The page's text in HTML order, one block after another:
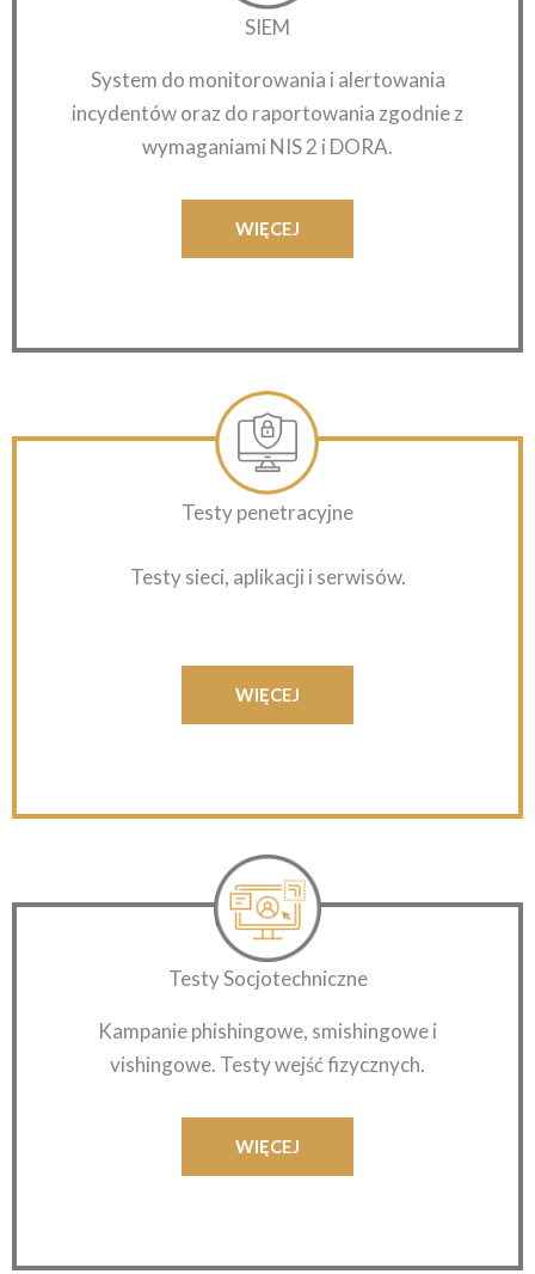
SIEM
System do monitorowania i alertowania
incydentów oraz do raportowania zgodnie z
wymaganiami NIS 2 i DORA.
WIĘCEJ
Testy Socjotechniczne
Kampanie phishingowe, smishingowe i
vishingowe. Testy wejść fizycznych.
WIĘCEJ
Testy penetracyjne
Testy sieci, aplikacji i serwisów.
WIĘCEJ